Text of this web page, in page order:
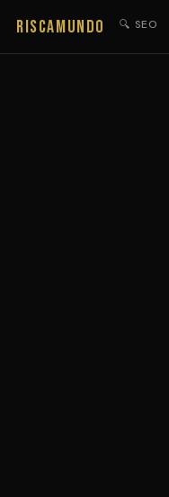
RISCAMUNDO 🔍 SEO